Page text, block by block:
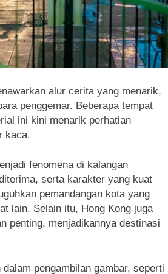
alur cerita yang menarik,
penggemar. Beberapa tempat
ini kini menarik perhatian
kaca.
fenomena di kalangan
serta karakter yang kuat
pemandangan kota yang
lain. Selain itu, Hong Kong juga
penting, menjadikannya destinasi
pengambilan gambar, seperti